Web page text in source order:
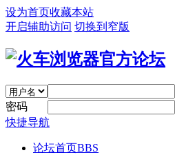
设为首页收藏本站
开启辅助访问 切换到窄版
密码
快捷导航
论坛首页BBS